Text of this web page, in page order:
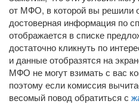
от МФО, в которой вы решили
достоверная информация по
отображается в списке
достаточно кликнуть по
и данные отобразятся на
МФО не могут взимать с вас
поэтому если комиссия
весомый повод обратиться с